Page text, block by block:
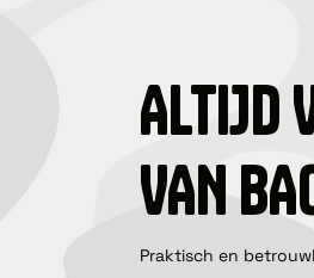
ALTIJD
VAN
Praktisch en